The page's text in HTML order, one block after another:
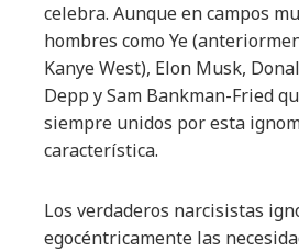
celebra. Aunque en campos
hombres como Ye
Kanye West), Elon Musk,
Depp y Sam Bankman-Fried
siempre unidos por esta
característica.
Los verdaderos narcisistas
egocéntricamente las